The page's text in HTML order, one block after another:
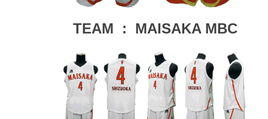
TEAM : MAISAKA MBC